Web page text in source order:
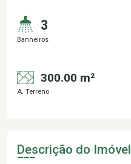
3
Banheiros
300.00 m²
A. Terreno
Descrição do Imóvel